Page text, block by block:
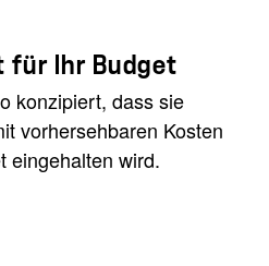
für Ihr Budget
konzipiert, dass sie
vorhersehbaren Kosten
eingehalten wird.